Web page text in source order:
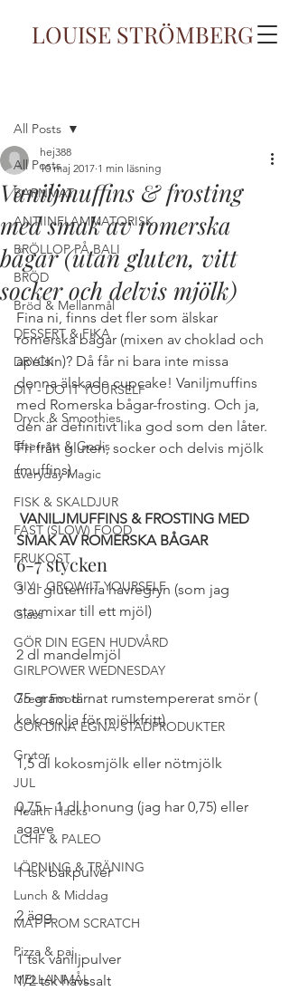
LOUISE STRÖMBERG
All Posts
BARNMAT
ANTIINFLAMMATORISK
BRÖLLOP PÅ BALI
BRÖD
Bröd & Mellanmål
DESSERT & FIKA
DRYCK
DIY - DO IT YOURSELF
Dryck & Smoothies
Efterrätt & Godis
Everyday Magic
FISK & SKALDJUR
FAST (SLOW) FOOD
FRUKOST
GIY - GROW IT YOURSELF
Glass
GÖR DIN EGEN HUDVÅRD
GIRLPOWER WEDNESDAY
Great Food
GÖR DINA EGNA STÄDPRODUKTER
Grytor
JUL
Health Hacks
LCHF & PALEO
LÖPNING & TRÄNING
Lunch & Middag
MAT FROM SCRATCH
Pizza & paj
MELLANMÅL
All Posts
Vaniljmuffins & frosting
med smak av romerska
bågar (utan gluten, vitt
socker och delvis mjölk)
hej388
10 maj 2017 1 min läsning
Fina ni, finns det fler som älskar
romerska bågar (mixen av choklad och
apelsin)? Då får ni bara inte missa
denna älskade cupcake! Vaniljmuffins
med Romerska bågar-frosting. Och ja,
den är definitivt lika god som den låter.
Fri från gluten, socker och delvis mjölk
(muffins).
VANILJMUFFINS & FROSTING MED
SMAK AV ROMERSKA BÅGAR
6-7 stycken
3 dl glutenfria havregryn (som jag
stavmixar till ett mjöl)
2 dl mandelmjöl
75 gram tärnat rumstempererat smör (
kokosolja för mjölkfritt)
1,5 dl kokosmjölk eller nötmjölk
0,75 – 1 dl honung (jag har 0,75) eller
agave
1 tsk bakpulver
2 ägg
1 tsk vaniljpulver
1/2 tsk havssalt